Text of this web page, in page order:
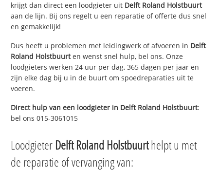
krijgt dan direct een loodgieter uit Delft Roland Holstbuurt
aan de lijn. Bij ons regelt u een reparatie of offerte dus snel
en gemakkelijk!
Dus heeft u problemen met leidingwerk of afvoeren in Delft
Roland Holstbuurten wenst snel hulp, bel ons. Onze
loodgieters werken 24 uur per dag, 365 dagen per jaar en
zijn elke dag bij u in de buurt om spoedreparaties uit te
voeren.
Direct hulp van een loodgieter in Delft Roland Holstbuurt:
bel ons 015-3061015
Loodgieter Delft Roland Holstbuurthelpt u met
de reparatie of vervanging van: